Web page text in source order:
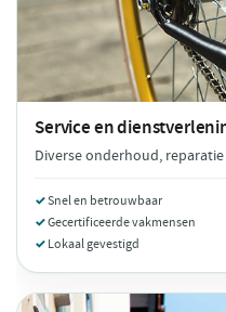
Service en
Diverse onderhoud,
Snel en betrouwbaar
Gecertificeerde vakmensen
Lokaal gevestigd